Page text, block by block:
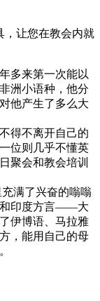
，让您在教会内就
多来第一次能以
洲小语种，他分
他产生了多么大
得不离开自己的
位则几乎不懂英
聚会和教会培训
满了兴奋的嗡嗡
和印度方言——大
伊博语、马拉雅
，能用自己的母